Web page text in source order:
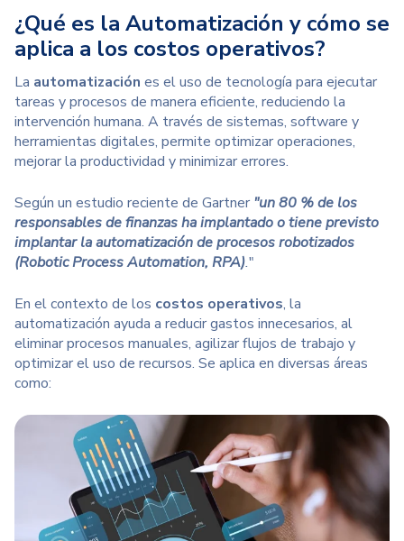
¿Qué es la Automatización y cómo se
aplica a los costos operativos?
La automatización es el uso de tecnología para ejecutar
tareas y procesos de manera eficiente, reduciendo la
intervención humana. A través de sistemas, software y
herramientas digitales, permite optimizar operaciones,
mejorar la productividad y minimizar errores.
Según un estudio reciente de Gartner "un 80 % de los
responsables de finanzas ha implantado o tiene previsto
implantar la automatización de procesos robotizados
(Robotic Process Automation, RPA)."
En el contexto de los costos operativos, la
automatización ayuda a reducir gastos innecesarios, al
eliminar procesos manuales, agilizar flujos de trabajo y
optimizar el uso de recursos. Se aplica en diversas áreas
como: